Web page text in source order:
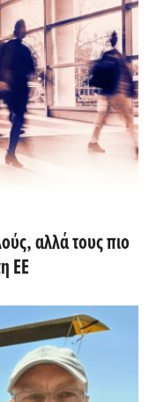
αλλά τους πιο
ΕΕ